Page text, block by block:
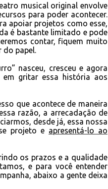
musical original envolve
para poder acontecer.
apoiar projetos como esse,
é bastante limitado e pode
contar, fiquem muito
do papel.
nasceu, cresceu e agora
em gritar essa história aos
que acontece de maneira
razão, a arrecadação de
desde já, essa nossa
projeto e apresentá-lo ao
os prazos e a qualidade
e para você entender
abaixo a gente deixa